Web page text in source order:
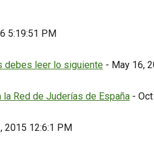
5:19:51 PM
debes leer lo siguiente- May 16,
Red de Juderías de España- Oct
2015 12:6:1 PM